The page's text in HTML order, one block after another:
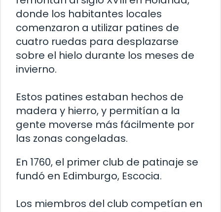
donde los habitantes locales
comenzaron a utilizar patines de
cuatro ruedas para desplazarse
sobre el hielo durante los meses de
invierno.
Estos patines estaban hechos de
madera y hierro, y permitían a la
gente moverse más fácilmente por
las zonas congeladas.
En 1760, el primer club de patinaje se
fundó en Edimburgo, Escocia.
Los miembros del club competían en